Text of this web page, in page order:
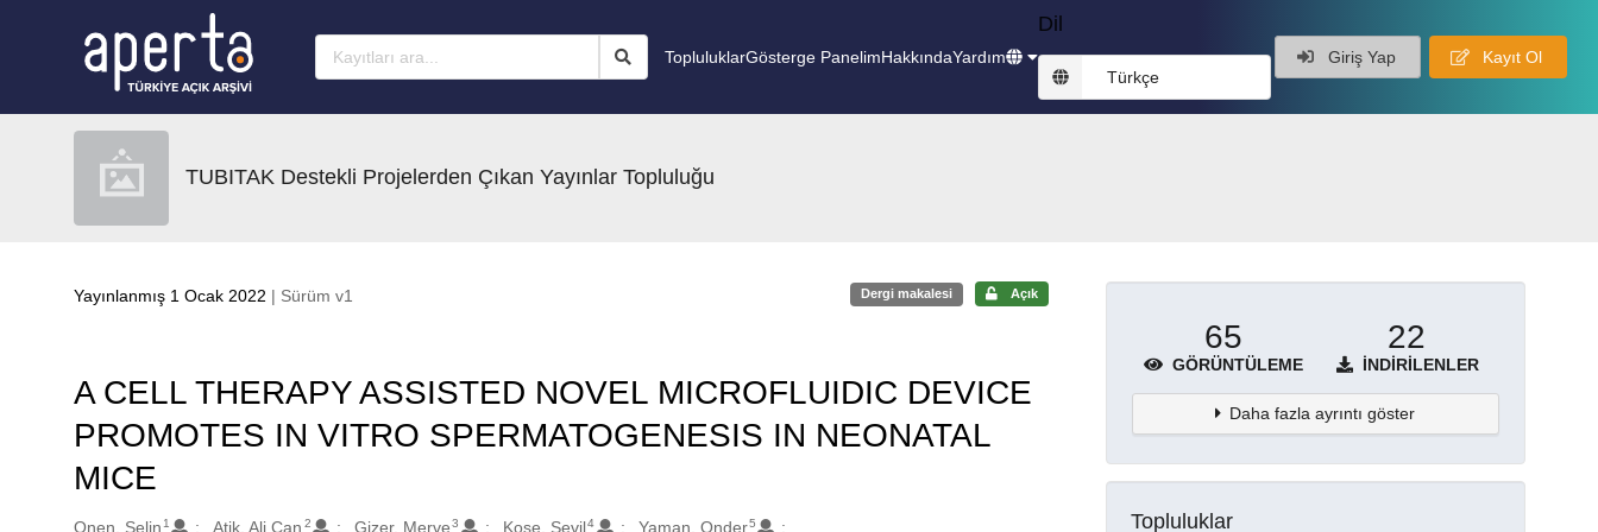
TopluluklarGösterge PanelimHakkındaYardım
Dil
Türkçe
Giriş Yap Kayıt Ol
TUBITAK Destekli Projelerden Çıkan Yayınlar Topluluğu
Yayınlanmış 1 Ocak 2022 | Sürüm v1 Dergi makalesi Açık
A CELL THERAPY ASSISTED NOVEL MICROFLUIDIC DEVICE
PROMOTES IN VITRO SPERMATOGENESIS IN NEONATAL
MICE
Onen, Selin 1 Atik, Ali Can 2 Gizer, Merve 3 Kose, Sevil4 Yaman, Onder5
65
GÖRÜNTÜLEME
22
İNDIRILENLER
Daha fazla ayrıntı göster
Topluluklar